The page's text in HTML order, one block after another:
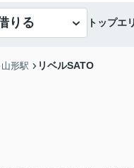
りる トップエ
山形駅 リベルSATO